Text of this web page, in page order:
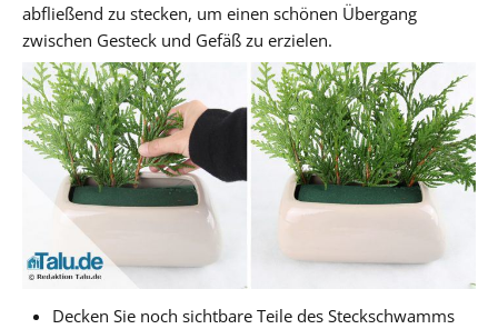
abfließend zu stecken, um einen schönen Übergang
zwischen Gesteck und Gefäß zu erzielen.
Decken Sie noch sichtbare Teile des Steckschwamms